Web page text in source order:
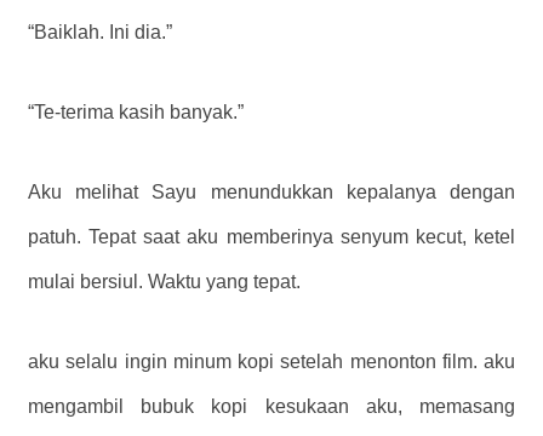
“Baiklah. Ini dia.”
“Te-terima kasih banyak.”
Aku melihat Sayu menundukkan kepalanya dengan
patuh. Tepat saat aku memberinya senyum kecut, ketel
mulai bersiul. Waktu yang tepat.
aku selalu ingin minum kopi setelah menonton film. aku
mengambil bubuk kopi kesukaan aku, memasang